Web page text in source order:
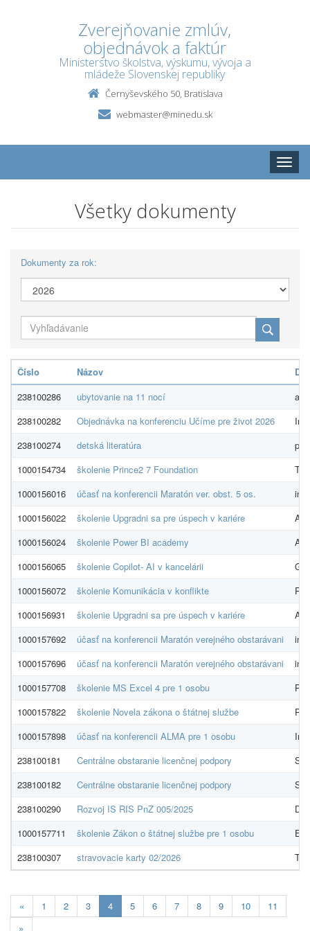
Zverejňovanie zmlúv,
objednávok a faktúr
Ministerstvo školstva, výskumu, vývoja a
mládeže Slovenskej republiky
Černyševského 50, Bratislava
webmaster@minedu.sk
Toggle
Všetky dokumenty
Dokumenty za rok:
Číslo Názov
238100286
ubytovanie na 11 nocí
238100282
Objednávka na konferenciu Učíme pre život 2026
238100274
detská literatúra
1000154734
školenie Prince2 7 Foundation
1000156016
účasť na konferencii Maratón ver. obst. 5 os.
1000156022
školenie Upgradni sa pre úspech v kariére
Aj
1000156024
školenie Power BI academy
Aj
1000156065
školenie Copilot- AI v kancelárii
1000156072
školenie Komunikácia v konflikte
1000156931
školenie Upgradni sa pre úspech v kariére
Aj
1000157692
účasť na konferencii Maratón verejného obstarávani
1000157696
účasť na konferencii Maratón verejného obstarávani
1000157708
školenie MS Excel 4 pre 1 osobu
1000157822
školenie Novela zákona o štátnej službe
1000157898
účasť na konferencii ALMA pre 1 osobu
238100181
Centrálne obstaranie licenčnej podpory
238100182
Centrálne obstaranie licenčnej podpory
238100290
Rozvoj IS RIS PnZ 005/2025
1000157711
školenie Zákon o štátnej službe pre 1 osobu
238100307
stravovacie karty 02/2026
« 1 2 3 4Aktualna-
stranka
5 6 7 8 9 10
11
»